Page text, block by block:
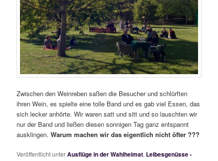
Zwischen den Weinreben saßen die Besucher und schlürften
ihren Wein, es spielte eine tolle Band und es gab viel Essen, das
sich lecker anhörte. Wir waren satt und sitt und so lauschten wir
nur der Band und ließen diesen sonnigen Tag ganz entspannt
ausklingen.Warum machen wir das eigentlich nicht öfter ???
Veröffentlicht unterAusflüge in der Wahlheimat, Leibesgenüsse -